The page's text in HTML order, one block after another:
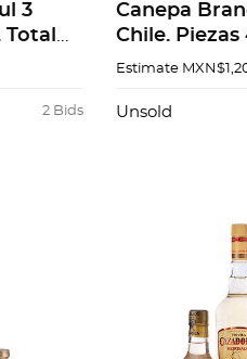
3
2 Bids
Canepa
Chile. Piezas
Estimate
Unsold